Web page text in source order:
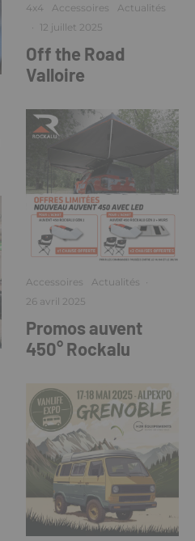
4x4 Accessoires
Actualités
·
12 juillet 2025
Off the Road
Valloire
Accessoires Actualités ·
26 avril 2025
Promos auvent
450° Rockalu